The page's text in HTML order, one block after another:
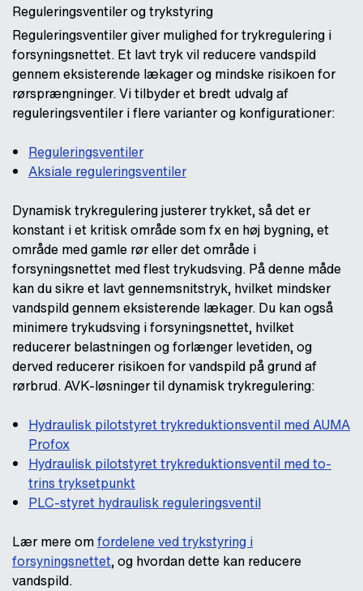
Reguleringsventiler og trykstyring
Reguleringsventiler giver mulighed for trykregulering i
forsyningsnettet. Et lavt tryk vil reducere vandspild
gennem eksisterende lækager og mindske risikoen for
rørsprængninger. Vi tilbyder et bredt udvalg af
reguleringsventiler i flere varianter og konfigurationer:
Reguleringsventiler
Aksiale reguleringsventiler
Dynamisk trykregulering justerer trykket, så det er
konstant i et kritisk område som fx en høj bygning, et
område med gamle rør eller det område i
forsyningsnettet med flest trykudsving. På denne måde
kan du sikre et lavt gennemsnitstryk, hvilket mindsker
vandspild gennem eksisterende lækager. Du kan også
minimere trykudsving i forsyningsnettet, hvilket
reducerer belastningen og forlænger levetiden, og
derved reducerer risikoen for vandspild på grund af
rørbrud. AVK-løsninger til dynamisk trykregulering:
Hydraulisk pilotstyret trykreduktionsventil med AUMA
Profox
Hydraulisk pilotstyret trykreduktionsventil med to-
trins tryksetpunkt
PLC-styret hydraulisk reguleringsventil
Lær mere omfordelene ved trykstyring i
forsyningsnettet, og hvordan dette kan reducere
vandspild.